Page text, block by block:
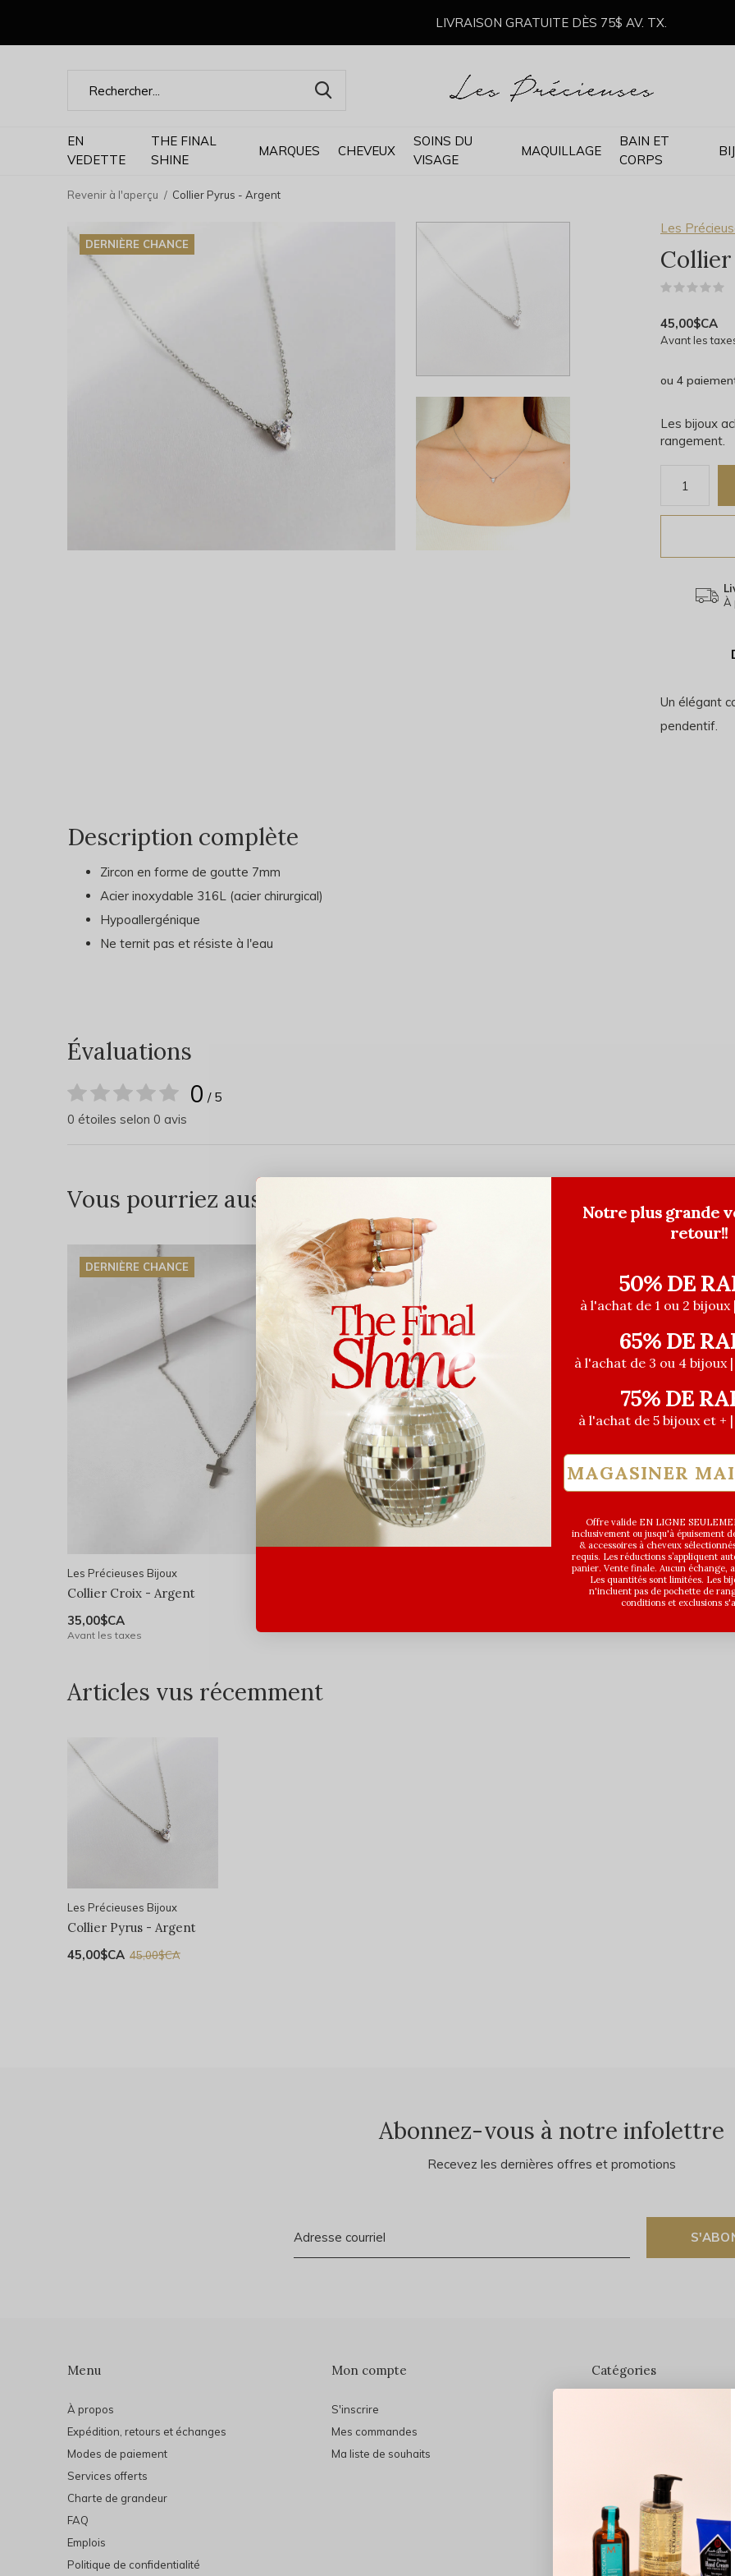
EN
VEDETTE
THE FINAL
SHINE
MARQUES CHEVEUX
SOINS DU
VISAGE
MAQUILLAGE
BAIN ET
CORPS
LIVRAISON GRATUITE DÈS 75$ AV. TX.
Revenir à l'aperçu Collier Pyrus - Argent
DERNIÈRE CHANCE
Les
45,00$CA
Avant les
ou 4
Les bijoux
rangement.
À
Un élégant
pendentif.
Description complète
Zircon en forme de goutte 7mm
Acier inoxydable 316L (acier chirurgical)
Hypoallergénique
Ne ternit pas et résiste à l'eau
Évaluations
0 / 5
0 étoiles selon 0 avis
Vous pourriez aussi aimer...
DERNIÈRE CHANCE
Les Précieuses Bijoux
Collier Croix - Argent
35,00$CA
Avant les taxes
Articles vus récemment
Les Précieuses Bijoux
Collier Pyrus - Argent
45,00$CA 45,00$CA
Abonnez-vous à notre infolettre
Recevez les dernières offres et promotions
Menu
À propos
Expédition, retours et échanges
Modes de paiement
Services offerts
Charte de grandeur
FAQ
Emplois
Politique de confidentialité
Mon compte
S'inscrire
Mes commandes
Ma liste de souhaits
Catégories
Soins du visage
Maquillage
Bain et Corps
Bijoux
Notre plus grande
retour!!
50% DE
à l'achat de 1 ou 2 bijoux
65% DE
à l'achat de 3 ou 4 bijoux
75% DE
à l'achat de 5 bijoux et +
MAGASINER
Offre valide EN LIGNE
inclusivement ou jusqu'à épuisement
& accessoires à cheveux
requis. Les réductions s’appliquent
panier. Vente finale. Aucun échange,
Les quantités sont limitées. Les
n'incluent pas de pochette de
conditions et exclusions